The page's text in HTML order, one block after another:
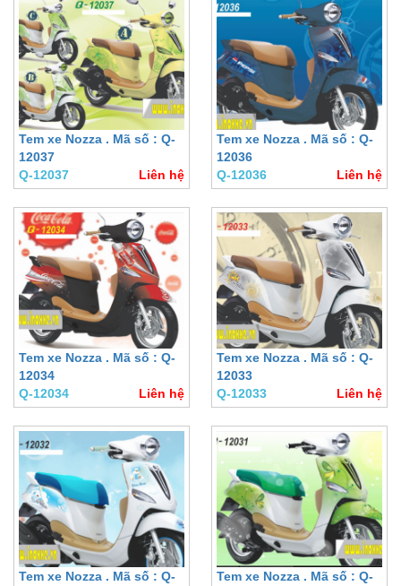
Tem xe Nozza . Mã số : Q-
12037
Q-12037
Liên hệ
Tem xe Nozza . Mã số : Q-
12036
Q-12036
Liên hệ
Tem xe Nozza . Mã số : Q-
12034
Q-12034
Liên hệ
Tem xe Nozza . Mã số : Q-
12033
Q-12033
Liên hệ
Tem xe Nozza . Mã số : Q-
Tem xe Nozza . Mã số : Q-